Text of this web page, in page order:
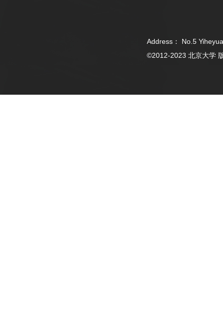
Address： No.5
©2012-2023 北京大学